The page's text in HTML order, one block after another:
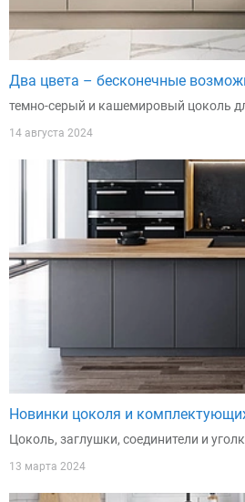
Два цвета – бесконечные
темно-серый и кашемировый цоколь
14 августа 2024
Новинки цоколя и
Цоколь, заглушки, соединители и
13 марта 2024